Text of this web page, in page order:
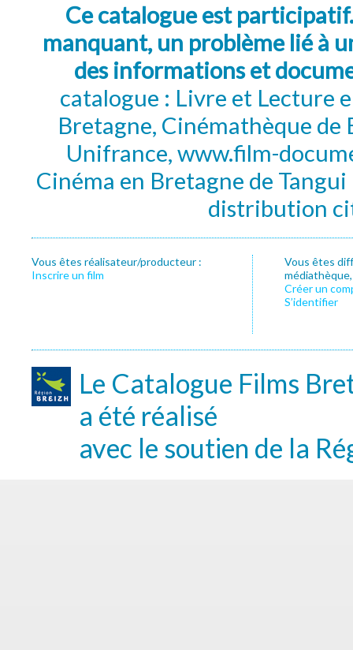
Ce catalogue est
manquant, un problème lié à
des informations et
catalogue : Livre et Lecture
Bretagne, Cinémathèque de
Unifrance, www.film-
Cinéma en Bretagne de
distribution
Vous êtes réalisateur/producteur :
Inscrire un film
Vous êtes
Créer un
S’identifier
Le Catalogue Films
a été réalisé
avec le soutien de la